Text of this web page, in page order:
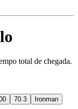
total de chegada.
70.3
Ironman